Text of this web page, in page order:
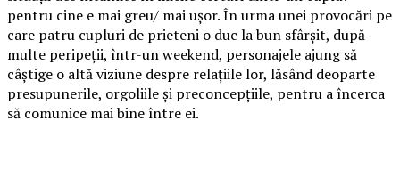
pentru cine e mai greu/ mai ușor. În urma unei provocări pe
care patru cupluri de prieteni o duc la bun sfârșit, după
multe peripeții, într-un weekend, personajele ajung să
câștige o altă viziune despre relațiile lor, lăsând deoparte
presupunerile, orgoliile și preconcepțiile, pentru a încerca
să comunice mai bine între ei.